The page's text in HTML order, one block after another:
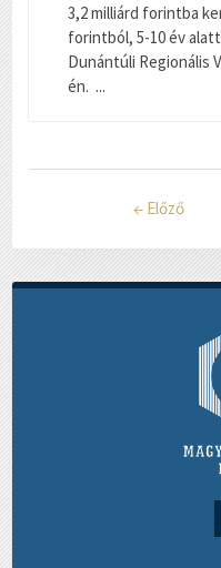
3,2 milliárd forintba
forintból, 5-10 év
Dunántúli Regionális
én. ...
← Előző